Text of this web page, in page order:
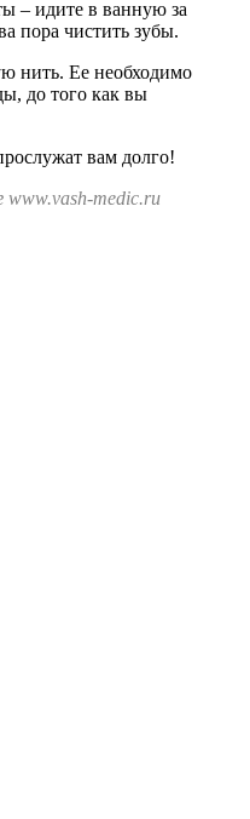
– идите в ванную за
пора чистить зубы.
нить. Ее необходимо
до того как вы
вам долго!
www.vash-medic.ru